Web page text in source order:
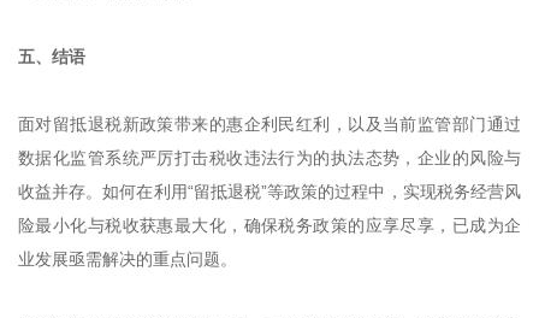
五、结语
面对留抵退税新政策带来的惠企利民红利，以及当前监管部门通过
数据化监管系统严厉打击税收违法行为的执法态势，企业的风险与
收益并存。如何在利用“留抵退税”等政策的过程中，实现税务经营风
险最小化与税收获惠最大化，确保税务政策的应享尽享，已成为企
业发展亟需解决的重点问题。